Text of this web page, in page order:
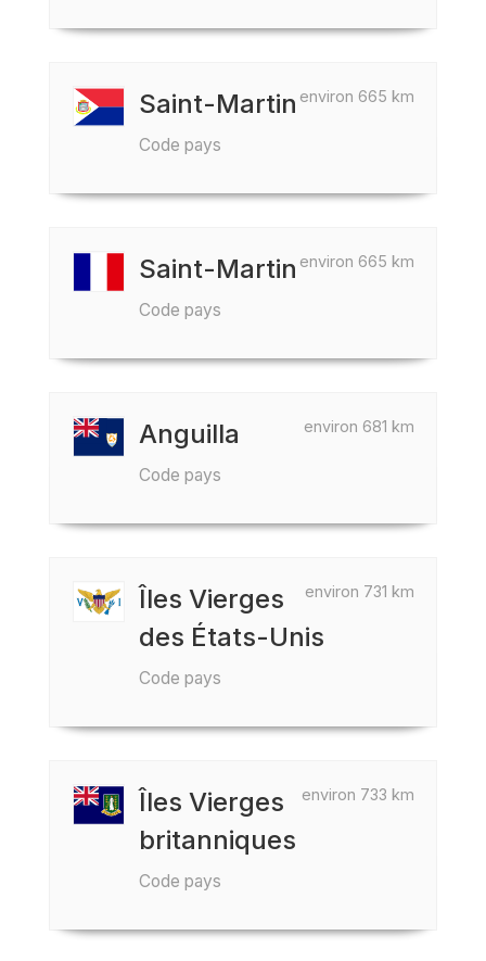
environ 665 km
Saint-Martin
Code pays
environ 665 km
Saint-Martin
Code pays
environ 681 km
Anguilla
Code pays
environ 731 km
Îles Vierges
des États-Unis
Code pays
environ 733 km
Îles Vierges
britanniques
Code pays